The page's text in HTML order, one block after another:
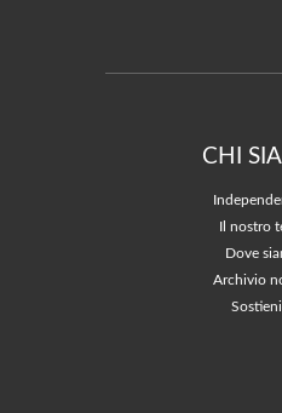
CHI
Il nostro
Dove
Archivio